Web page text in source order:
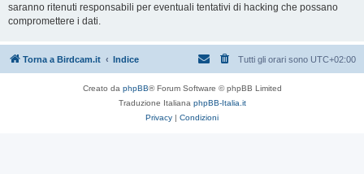
saranno ritenuti responsabili per eventuali tentativi di hacking che possano
compromettere i dati.
Torna a Birdcam.it Indice Tutti gli orari sono UTC+02:00
Creato da phpBB® Forum Software © phpBB Limited
Traduzione Italiana phpBB-Italia.it
Privacy | Condizioni